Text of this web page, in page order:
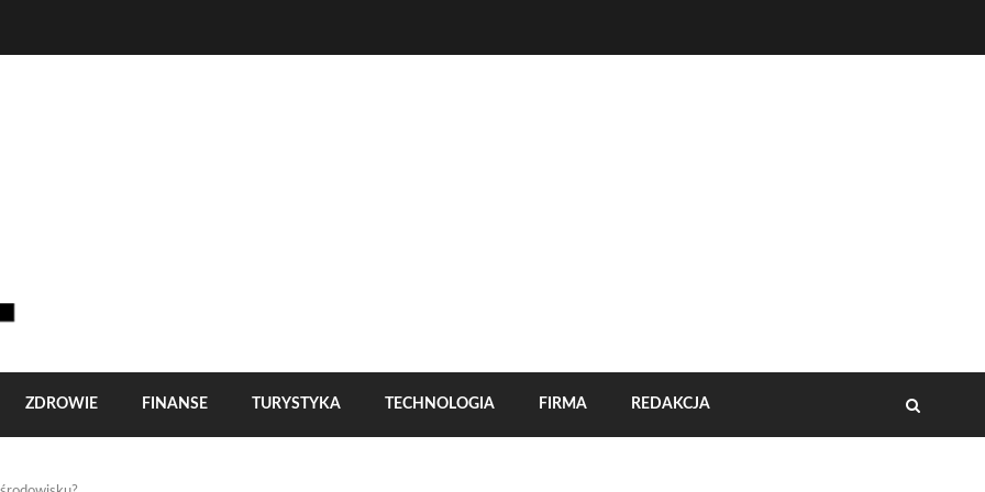
ZDROWIE FINANSE TURYSTYKA TECHNOLOGIA FIRMA REDAKCJA